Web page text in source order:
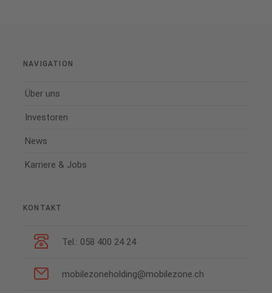
NAVIGATION
Über uns
Investoren
News
Karriere & Jobs
KONTAKT
Tel.: 058 400 24 24
mobilezoneholding@mobilezone.ch